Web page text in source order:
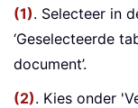
(1). Selecteer in
‘Geselecteerde
document’.
(2). Kies onder